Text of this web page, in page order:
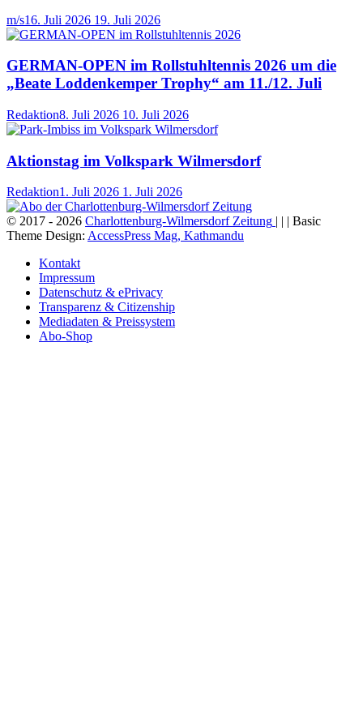
m/s16. Juli 2026 19. Juli 2026
GERMAN-OPEN im Rollstuhltennis 2026 um die
„Beate Loddenkemper Trophy“ am 11./12. Juli
Redaktion8. Juli 2026 10. Juli 2026
Aktionstag im Volkspark Wilmersdorf
Redaktion1. Juli 2026 1. Juli 2026
© 2017 - 2026 Charlottenburg-Wilmersdorf Zeitung | | | Basic
Theme Design: AccessPress Mag, Kathmandu
Kontakt
Impressum
Datenschutz & ePrivacy
Transparenz & Citizenship
Mediadaten & Preissystem
Abo-Shop